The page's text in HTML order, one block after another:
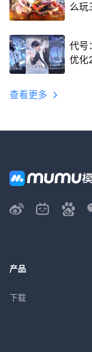
么玩
代号
优化
查看更多
产品
下载